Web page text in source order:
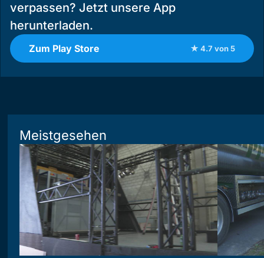
verpassen? Jetzt unsere App
herunterladen.
Zum Play Store ★ 4.7 von 5
Meistgesehen